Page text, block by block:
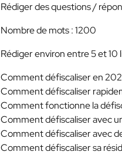
Rédiger des questions /
Nombre de mots : 1200
Rédiger environ entre 5 et 10
Comment défiscaliser en
Comment défiscaliser
Comment fonctionne la
Comment défiscaliser avec
Comment défiscaliser avec
Comment défiscaliser sa